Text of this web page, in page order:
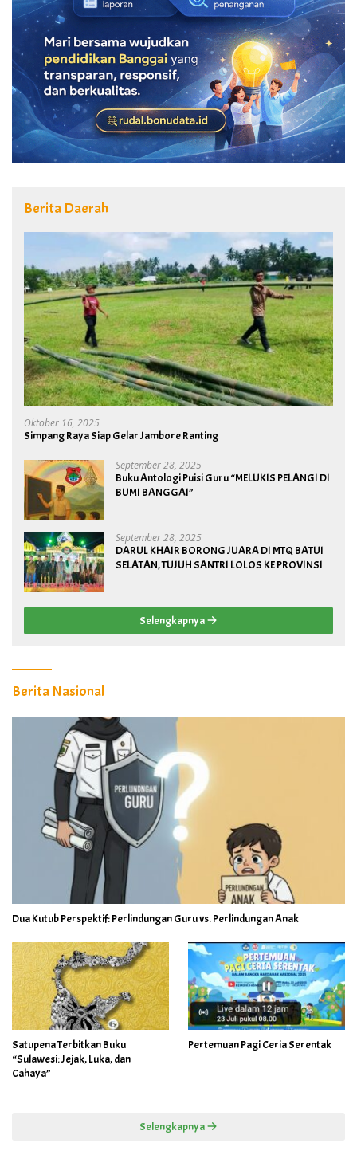
Berita Daerah
Oktober 16, 2025
Simpang Raya Siap Gelar Jambore Ranting
September 28, 2025
Buku Antologi Puisi Guru “MELUKIS PELANGI DI
BUMI BANGGAI”
September 28, 2025
DARUL KHAIR BORONG JUARA DI MTQ BATUI
SELATAN, TUJUH SANTRI LOLOS KE PROVINSI
Selengkapnya
Berita Nasional
Dua Kutub Perspektif: Perlindungan Guru vs. Perlindungan Anak
Satupena Terbitkan Buku
“Sulawesi: Jejak, Luka, dan
Cahaya”
Pertemuan Pagi Ceria Serentak
Selengkapnya